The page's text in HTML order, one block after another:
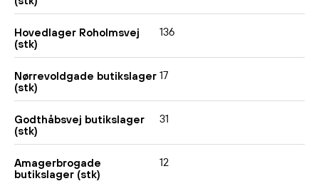
Hovedlager Roholmsvej
(stk)
136
Nørrevoldgade butikslager
(stk)
17
Godthåbsvej butikslager
(stk)
31
Amagerbrogade
butikslager (stk)
12